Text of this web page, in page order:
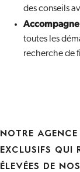
des conseils
toutes les
recherche de
NOTRE
EXCLUSIFS QUI
ÉLEVÉES DE